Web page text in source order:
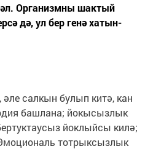
Организмны шактый
дә, ул бер генә хатын-
әле салкын булып китә, кан
башлана; йокысызлык
йоклыйсы килә;
тотрыксызлык